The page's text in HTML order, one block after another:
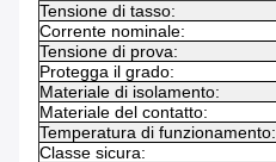
Tensione di tasso:
Corrente nominale:
Tensione di prova:
Protegga il grado:
Materiale di isolamento:
Materiale del contatto:
Temperatura di funzionamento:
Classe sicura: